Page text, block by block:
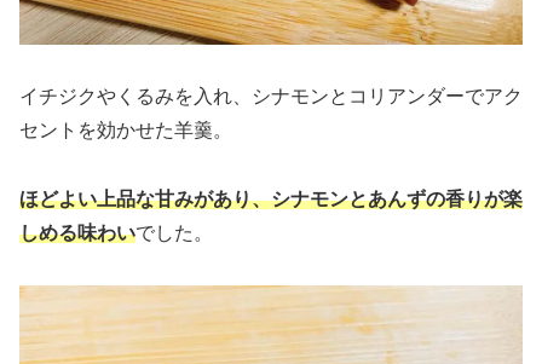
イチジクやくるみを入れ、シナモンとコリアンダーでアク
セントを効かせた羊羹。
ほどよい上品な甘みがあり、シナモンとあんずの香りが楽
しめる味わいでした。